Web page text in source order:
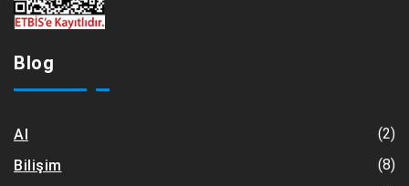
Blog
AI
(2)
Bilişim
(8)